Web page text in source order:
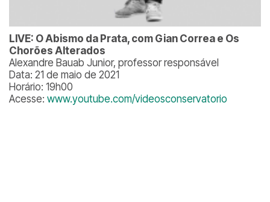
LIVE: O Abismo da Prata, com Gian Correa e Os
Chorões Alterados
Alexandre Bauab Junior, professor responsável
Data: 21 de maio de 2021
Horário: 19h00
Acesse: www.youtube.com/videosconservatorio